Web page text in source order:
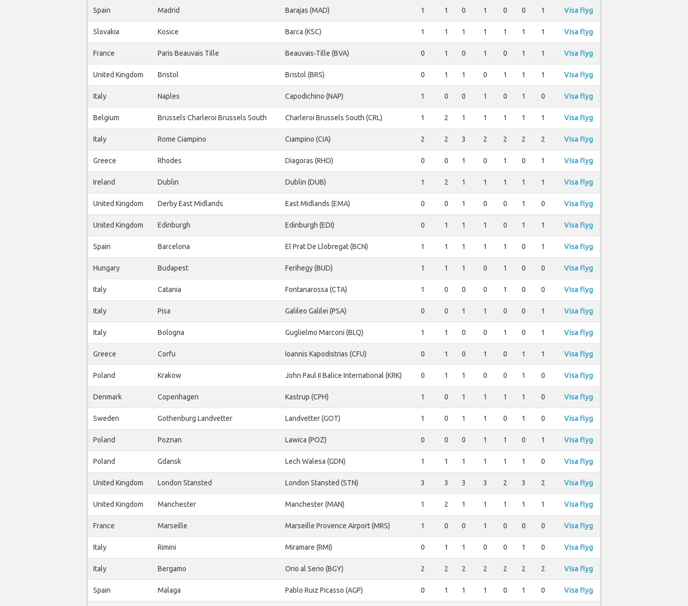
Spain Madrid Barajas (MAD) 1 1 0 1 0 0 1 Visa flyg
Slovakia Kosice Barca (KSC) 1 1 1 1 1 1 1 Visa flyg
France Paris Beauvais Tille Beauvais-Tille (BVA) 0 1 0 1 0 1 1 Visa flyg
United Kingdom Bristol Bristol (BRS) 0 1 1 0 1 1 1 Visa flyg
Italy Naples Capodichino (NAP) 1 0 0 1 0 1 0 Visa flyg
Belgium Brussels Charleroi Brussels South Charleroi Brussels South (CRL) 1 2 1 1 1 1 1 Visa flyg
Italy Rome Ciampino Ciampino (CIA) 2 2 3 2 2 2 2 Visa flyg
Greece Rhodes Diagoras (RHO) 0 0 1 0 1 0 1 Visa flyg
Ireland Dublin Dublin (DUB) 1 2 1 1 1 1 1 Visa flyg
United Kingdom Derby East Midlands East Midlands (EMA) 0 0 1 0 0 1 0 Visa flyg
United Kingdom Edinburgh Edinburgh (EDI) 0 1 1 1 0 1 1 Visa flyg
Spain Barcelona El Prat De Llobregat (BCN) 1 1 1 1 1 0 1 Visa flyg
Hungary Budapest Ferihegy (BUD) 1 1 1 0 1 0 0 Visa flyg
Italy Catania Fontanarossa (CTA) 1 0 0 0 1 0 0 Visa flyg
Italy Pisa Galileo Galilei (PSA) 0 0 1 1 0 0 1 Visa flyg
Italy Bologna Guglielmo Marconi (BLQ) 1 1 0 0 1 0 1 Visa flyg
Greece Corfu Ioannis Kapodistrias (CFU) 0 1 0 1 0 1 1 Visa flyg
Poland Krakow John Paul II Balice International (KRK) 0 1 1 0 0 1 0 Visa flyg
Denmark Copenhagen Kastrup (CPH) 1 0 1 1 1 1 0 Visa flyg
Sweden Gothenburg Landvetter Landvetter (GOT) 1 0 1 1 0 1 0 Visa flyg
Poland Poznan Lawica (POZ) 0 0 0 1 1 0 1 Visa flyg
Poland Gdansk Lech Walesa (GDN) 1 1 1 1 1 1 0 Visa flyg
United Kingdom London Stansted London Stansted (STN) 3 3 3 3 2 3 2 Visa flyg
United Kingdom Manchester Manchester (MAN) 1 2 1 1 1 1 1 Visa flyg
France Marseille Marseille Provence Airport (MRS) 1 0 0 1 0 0 0 Visa flyg
Italy Rimini Miramare (RMI) 0 1 1 0 0 1 0 Visa flyg
Italy Bergamo Orio al Serio (BGY) 2 2 2 2 2 2 2 Visa flyg
Spain Malaga Pablo Ruiz Picasso (AGP) 0 1 1 1 0 1 0 Visa flyg